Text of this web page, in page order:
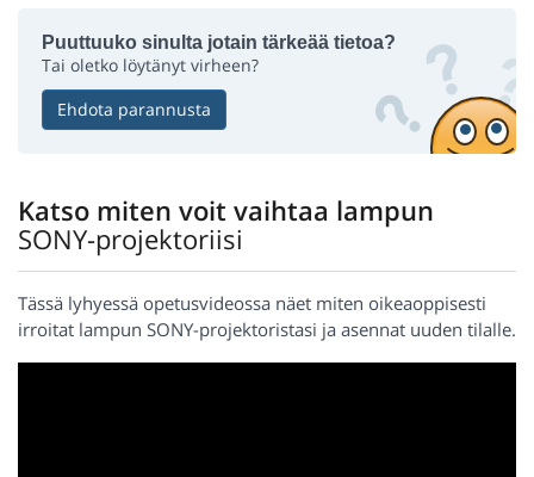
Puuttuuko sinulta jotain tärkeää tietoa?
Tai oletko löytänyt virheen?
Ehdota parannusta
Katso miten voit vaihtaa lampun
SONY-projektoriisi
Tässä lyhyessä opetusvideossa näet miten oikeaoppisesti
irroitat lampun SONY-projektoristasi ja asennat uuden tilalle.